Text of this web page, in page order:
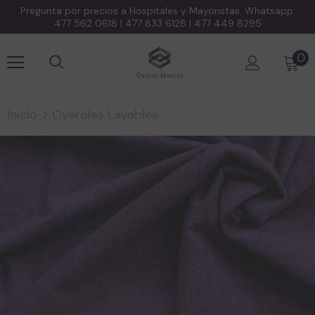
Pregunta por precios a Hospitales y Mayoristas. Whatsapp:
477 562 0618 | 477 833 6128 | 477 449 8295
0